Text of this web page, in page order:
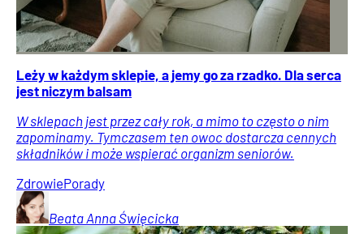
Leży w każdym sklepie, a jemy go za rzadko. Dla serca
jest niczym balsam
W sklepach jest przez cały rok, a mimo to często o nim
zapominamy. Tymczasem ten owoc dostarcza cennych
składników i może wspierać organizm seniorów.
ZdrowiePorady
Beata Anna Święcicka